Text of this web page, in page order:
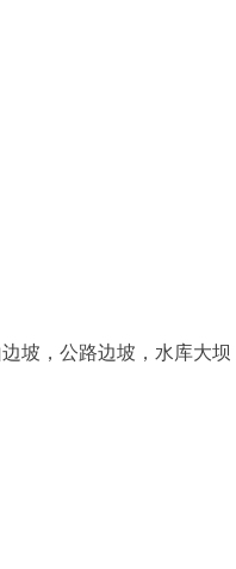
坡，公路边坡，水库大